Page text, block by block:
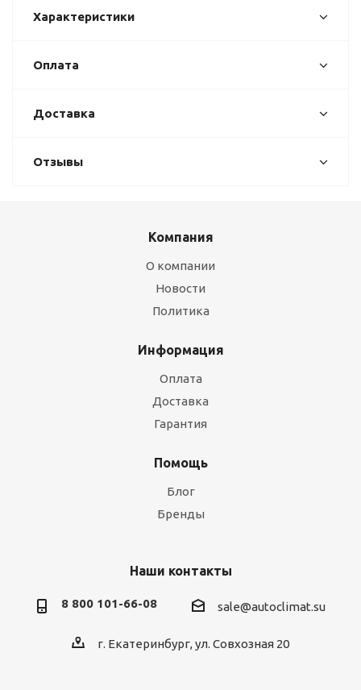
Характеристики
Оплата
Доставка
Отзывы
Компания
О компании
Новости
Политика
Информация
Оплата
Доставка
Гарантия
Помощь
Блог
Бренды
Наши контакты
8 800 101-66-08 sale@autoclimat.su
г. Екатеринбург, ул. Совхозная 20